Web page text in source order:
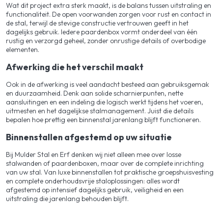
Wat dit project extra sterk maakt, is de balans tussen uitstraling en
functionaliteit. De open voorwanden zorgen voor rust en contact in
de stal, terwijl de stevige constructie vertrouwen geeft in het
dagelijks gebruik. Iedere paardenbox vormt onderdeel van één
rustig en verzorgd geheel, zonder onrustige details of overbodige
elementen.
Afwerking die het verschil maakt
Ook in de afwerking is veel aandacht besteed aan gebruiksgemak
en duurzaamheid. Denk aan solide scharnierpunten, nette
aansluitingen en een indeling die logisch werkt tijdens het voeren,
uitmesten en het dagelijkse stalmanagement. Juist die details
bepalen hoe prettig een binnenstal jarenlang blijft functioneren.
Binnenstallen afgestemd op uw situatie
Bij Mulder Stal en Erf denken wij niet alleen mee over losse
stalwanden of paardenboxen, maar over de complete inrichting
van uw stal. Van luxe binnenstallen tot praktische groepshuisvesting
en complete onderhoudsvrije staloplossingen: alles wordt
afgestemd op intensief dagelijks gebruik, veiligheid en een
uitstraling die jarenlang behouden blijft.